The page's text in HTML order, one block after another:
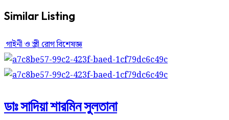
Similar Listing
গাইনী ও স্ত্রী রোগ বিশেষজ্ঞ
ডাঃ সাদিয়া শারমিন সুলতানা